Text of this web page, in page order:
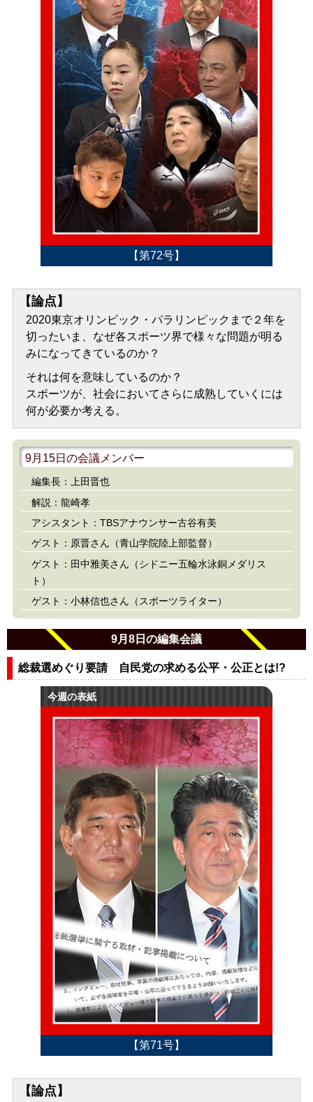
【第72号】
【論点】
2020東京オリンピック・パラリンピックまで２年を
切ったいま、なぜ各スポーツ界で様々な問題が明る
みになってきているのか？
それは何を意味しているのか？
スポーツが、社会においてさらに成熟していくには
何が必要か考える。
9月15日の会議メンバー
編集長：上田晋也
解説：龍崎孝
アシスタント：TBSアナウンサー古谷有美
ゲスト：原晋さん（青山学院陸上部監督）
ゲスト：田中雅美さん（シドニー五輪水泳銅メダリス
ト）
ゲスト：小林信也さん（スポーツライター）
9月8日の編集会議
総裁選めぐり要請 自民党の求める公平・公正とは!?
今週の表紙
【第71号】
【論点】